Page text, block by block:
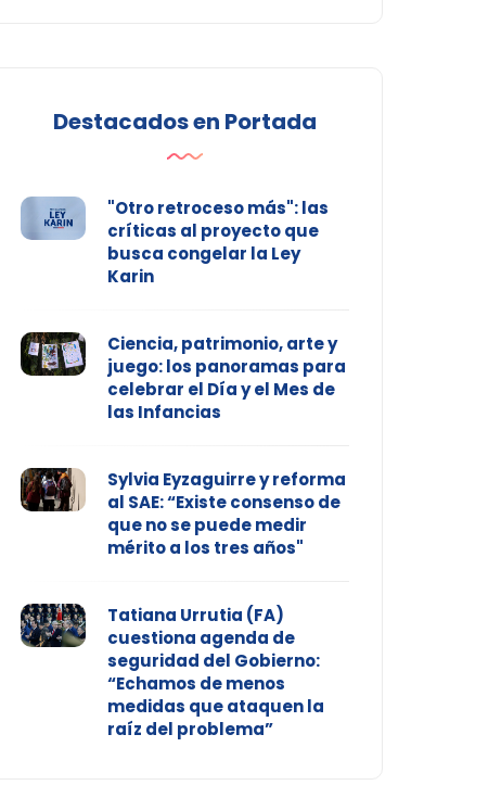
Destacados en Portada
"Otro retroceso más": las
críticas al proyecto que
busca congelar la Ley
Karin
Ciencia, patrimonio, arte y
juego: los panoramas para
celebrar el Día y el Mes de
las Infancias
Sylvia Eyzaguirre y reforma
al SAE: “Existe consenso de
que no se puede medir
mérito a los tres años"
Tatiana Urrutia (FA)
cuestiona agenda de
seguridad del Gobierno:
“Echamos de menos
medidas que ataquen la
raíz del problema”